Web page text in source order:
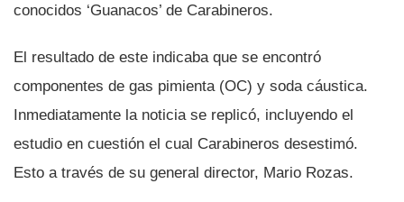
conocidos ‘Guanacos’ de Carabineros.
El resultado de este indicaba que se encontró
componentes de gas pimienta (OC) y soda cáustica.
Inmediatamente la noticia se replicó, incluyendo el
estudio en cuestión el cual Carabineros desestimó.
Esto a través de su general director, Mario Rozas.